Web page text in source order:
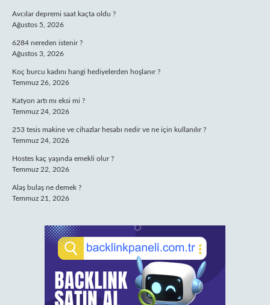
Avcılar depremi saat kaçta oldu ?
Ağustos 5, 2026
6284 nereden istenir ?
Ağustos 3, 2026
Koç burcu kadını hangi hediyelerden hoşlanır ?
Temmuz 26, 2026
Katyon artı mı eksi mi ?
Temmuz 24, 2026
253 tesis makine ve cihazlar hesabı nedir ve ne için kullanılır ?
Temmuz 24, 2026
Hostes kaç yaşında emekli olur ?
Temmuz 22, 2026
Alaş bulaş ne demek ?
Temmuz 21, 2026